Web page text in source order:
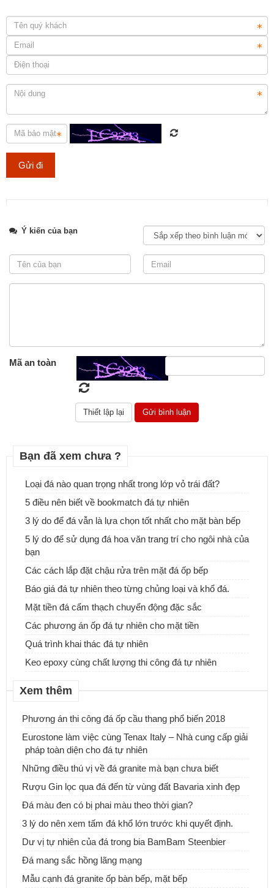
Ý kiến của bạn
Mã an toàn
Bạn đã xem chưa ?
Loại đá nào quan trọng nhất trong lớp vỏ trái đất?
5 điều nên biết về bookmatch đá tự nhiên
3 lý do để đá vẫn là lựa chọn tốt nhất cho mặt bàn bếp
5 lý do để sử dụng đá hoa văn trang trí cho ngôi nhà của
bạn
Các cách lắp đặt chậu rửa trên mặt đá ốp bếp
Báo giá đá tự nhiên theo từng chủng loại và khổ đá.
Mặt tiền đá cẩm thạch chuyển động đặc sắc
Các phương án ốp đá tự nhiên cho mặt tiền
Quá trình khai thác đá tự nhiên
Keo epoxy cùng chất lượng thi công đá tự nhiên
Xem thêm
Phương án thi công đá ốp cầu thang phổ biến 2018
Eurostone làm việc cùng Tenax Italy – Nhà cung cấp giải
pháp toàn diện cho đá tự nhiên
Những điều thú vị về đá granite mà bạn chưa biết
Rượu Gin lọc qua đá đến từ vùng đất Bavaria xinh đẹp
Đá màu đen có bị phai màu theo thời gian?
3 lý do nên xem tấm đá khổ lớn trước khi quyết định.
Dư vị tự nhiên của đá trong bia BamBam Steenbier
Đá mang sắc hồng lãng mạng
Mẫu cạnh đá granite ốp bàn bếp, mặt bếp
Lựa chọn đá ốp mặt bếp uy tín và chuyên nghiệp tại TP.HCM
Thi công hạng mục đá lát nền cho cách công trình, đảm bảo chất
Đá tự nhiên ốp tường - Sự lựa chọn tuyệt vời cho ngôi nhà của
bạn
ĐƠN VỊ CUNG CẤP & THI CÔNG ĐÁ ỐP CỘT ĐÁ TRỤ CỔNG
NHÀ.
của bạn